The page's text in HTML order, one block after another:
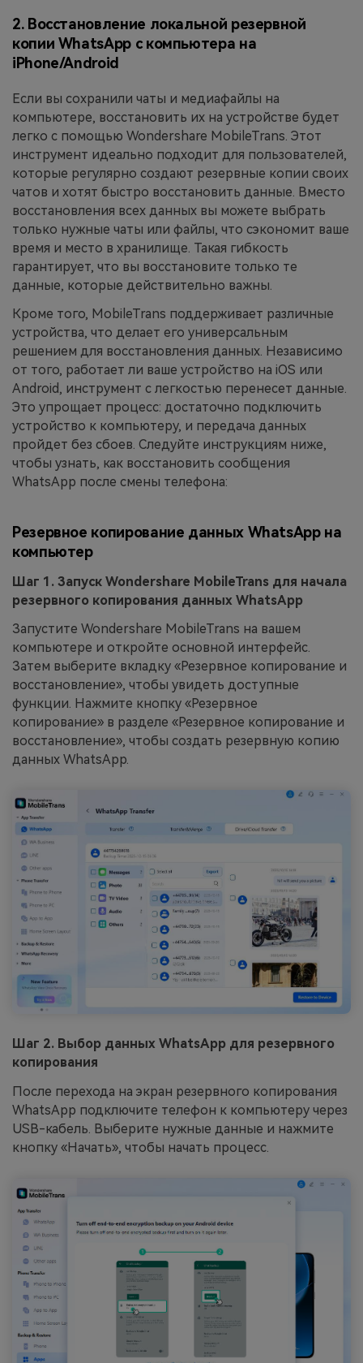
2. Восстановление локальной резервной
копии WhatsApp с компьютера на
iPhone/Android
Если вы сохранили чаты и медиафайлы на
компьютере, восстановить их на устройстве будет
легко с помощью Wondershare MobileTrans. Этот
инструмент идеально подходит для пользователей,
которые регулярно создают резервные копии своих
чатов и хотят быстро восстановить данные. Вместо
восстановления всех данных вы можете выбрать
только нужные чаты или файлы, что сэкономит ваше
время и место в хранилище. Такая гибкость
гарантирует, что вы восстановите только те
данные, которые действительно важны.
Кроме того, MobileTrans поддерживает различные
устройства, что делает его универсальным
решением для восстановления данных. Независимо
от того, работает ли ваше устройство на iOS или
Android, инструмент с легкостью перенесет данные.
Это упрощает процесс: достаточно подключить
устройство к компьютеру, и передача данных
пройдет без сбоев. Следуйте инструкциям ниже,
чтобы узнать, как восстановить сообщения
WhatsApp после смены телефона:
Резервное копирование данных WhatsApp на
компьютер
Шаг 1. Запуск Wondershare MobileTrans для начала
резервного копирования данных WhatsApp
Запустите Wondershare MobileTrans на вашем
компьютере и откройте основной интерфейс.
Затем выберите вкладку «Резервное копирование и
восстановление», чтобы увидеть доступные
функции. Нажмите кнопку «Резервное
копирование» в разделе «Резервное копирование и
восстановление», чтобы создать резервную копию
данных WhatsApp.
Шаг 2. Выбор данных WhatsApp для резервного
копирования
После перехода на экран резервного копирования
WhatsApp подключите телефон к компьютеру через
USB-кабель. Выберите нужные данные и нажмите
кнопку «Начать», чтобы начать процесс.